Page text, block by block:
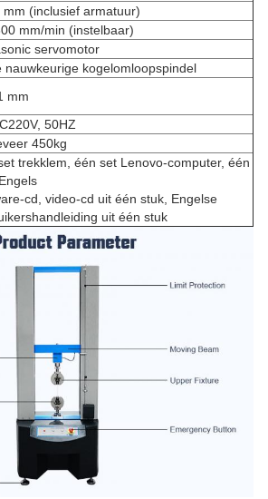
mm (inclusief armatuur)
mm/min (instelbaar)
servomotor
nauwkeurige kogelomloopspindel
mm
50HZ
450kg
trekklem, één set Lenovo-computer, één
cd, video-cd uit één stuk, Engelse
uit één stuk